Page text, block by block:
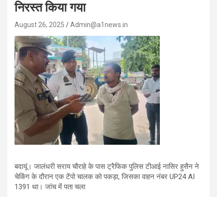
निरस्त किया गया
August 26, 2025 Admin@a1news.in
बदायूं। जालंधरी सराय चौराहे के पास ट्रैफिक पुलिस टीआई नासिर हुसैन ने
चेकिंग के दौरान एक टेंपो चालक को पकड़ा, जिसका वाहन नंबर UP24 AI
1391 था। जांच में पता चला